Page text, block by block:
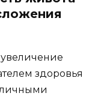
здоровья